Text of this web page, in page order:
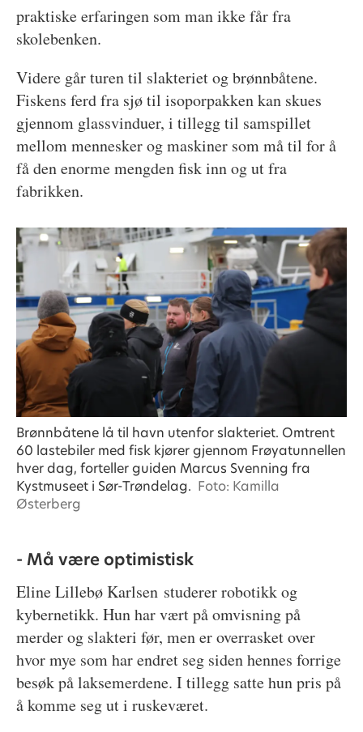
praktiske erfaringen som man ikke får fra
skolebenken.
Videre går turen til slakteriet og brønnbåtene.
Fiskens ferd fra sjø til isoporpakken kan skues
gjennom glassvinduer, i tillegg til samspillet
mellom mennesker og maskiner som må til for å
få den enorme mengden fisk inn og ut fra
fabrikken.
Brønnbåtene lå til havn utenfor slakteriet. Omtrent
60 lastebiler med fisk kjører gjennom Frøyatunnellen
hver dag, forteller guiden Marcus Svenning fra
Kystmuseet i Sør-Trøndelag. Foto: Kamilla
Østerberg
- Må være optimistisk
Eline Lillebø Karlsen studerer robotikk og
kybernetikk. Hun har vært på omvisning på
merder og slakteri før, men er overrasket over
hvor mye som har endret seg siden hennes forrige
besøk på laksemerdene. I tillegg satte hun pris på
å komme seg ut i ruskeværet.